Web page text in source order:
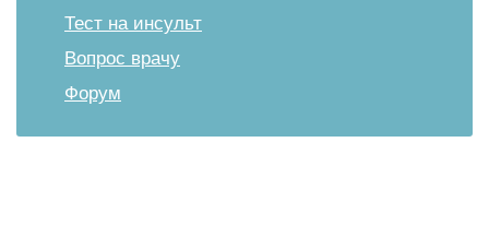
Тест на инсульт
Вопрос врачу
Форум